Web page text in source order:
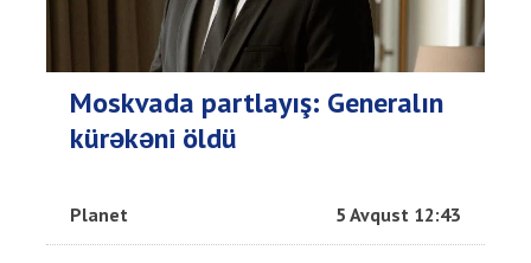
Moskvada partlayış: Generalın
kürəkəni öldü
Planet 5 Avqust 12:43